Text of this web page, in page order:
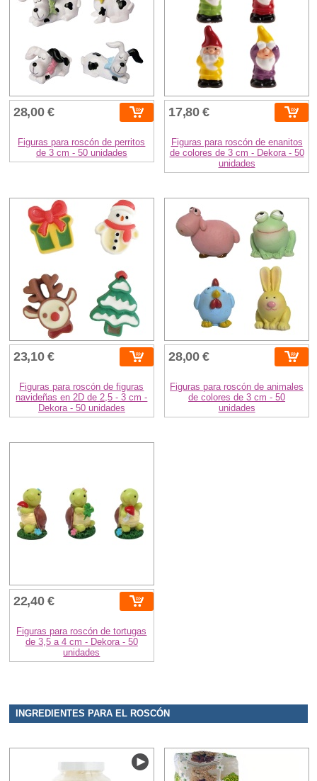
28,00 €
Figuras para roscón de perritos
de 3 cm - 50 unidades
17,80 €
Figuras para roscón de enanitos
de colores de 3 cm - Dekora - 50
unidades
23,10 €
Figuras para roscón de figuras
navideñas en 2D de 2,5 - 3 cm -
Dekora - 50 unidades
28,00 €
Figuras para roscón de animales
de colores de 3 cm - 50
unidades
22,40 €
Figuras para roscón de tortugas
de 3,5 a 4 cm - Dekora - 50
unidades
INGREDIENTES PARA EL ROSCÓN